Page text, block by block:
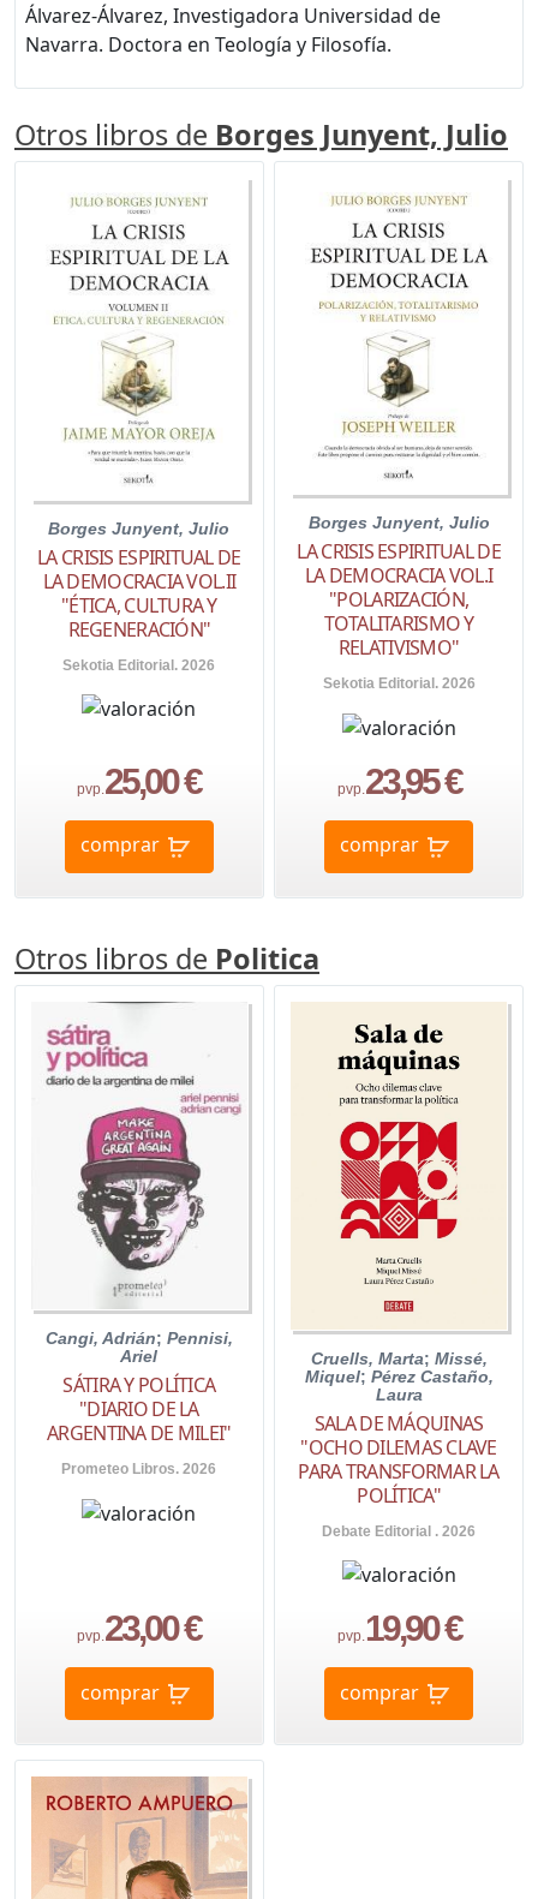
Álvarez-Álvarez, Investigadora Universidad de
Navarra. Doctora en Teología y Filosofía.
Otros libros de Borges Junyent, Julio
Borges Junyent, Julio
LA CRISIS ESPIRITUAL DE
LA DEMOCRACIA VOL.II
"ÉTICA, CULTURA Y
REGENERACIÓN"
Sekotia Editorial. 2026
pvp.25,00 €
comprar
Borges Junyent, Julio
LA CRISIS ESPIRITUAL DE
LA DEMOCRACIA VOL.I
"POLARIZACIÓN,
TOTALITARISMO Y
RELATIVISMO"
Sekotia Editorial. 2026
pvp.23,95 €
comprar
Otros libros de Politica
Cangi, Adrián; Pennisi,
Ariel
SÁTIRA Y POLÍTICA
"DIARIO DE LA
ARGENTINA DE MILEI"
Prometeo Libros. 2026
pvp.23,00 €
comprar
Cruells, Marta; Missé,
Miquel; Pérez Castaño,
Laura
SALA DE MÁQUINAS
"OCHO DILEMAS CLAVE
PARA TRANSFORMAR LA
POLÍTICA"
Debate Editorial . 2026
pvp.19,90 €
comprar